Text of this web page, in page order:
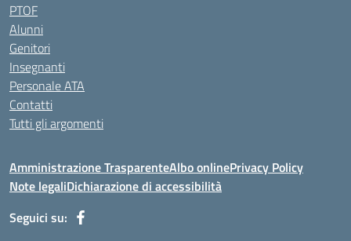
PTOF
Alunni
Genitori
Insegnanti
Personale ATA
Contatti
Tutti gli argomenti
Amministrazione TrasparenteAlbo onlinePrivacy Policy
Note legaliDichiarazione di accessibilità
Seguici su: